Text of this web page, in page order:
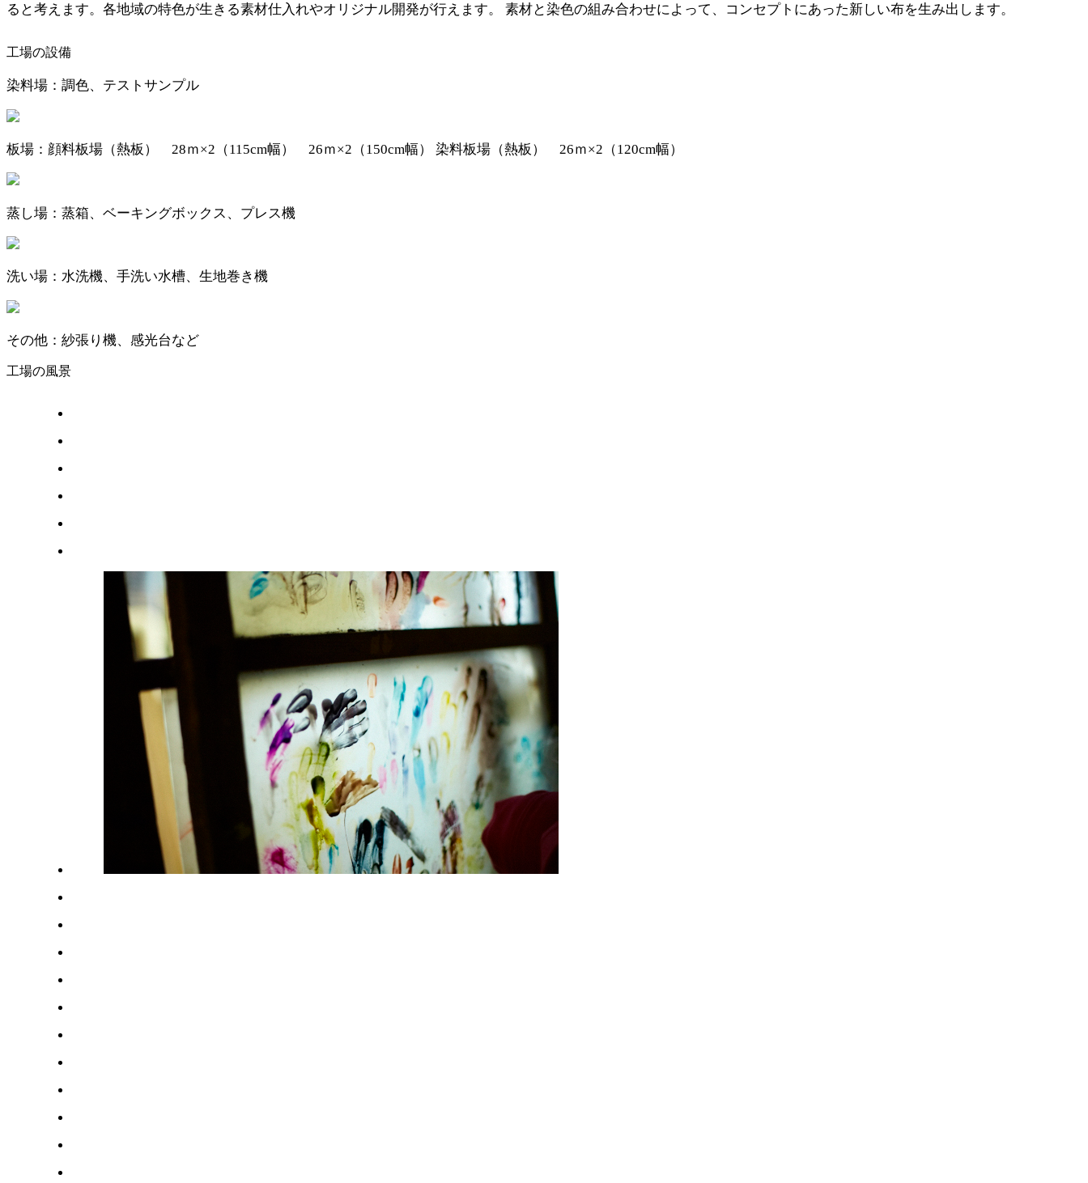
ると考えます。各地域の特色が生きる素材仕入れやオリジナル開発が行えます。 素材と染色の組み合わせによって、コンセプトにあった新しい布を生み出します。
工場の設備
染料場：調色、テストサンプル
板場：顔料板場（熱板） 28ｍ×2（115cm幅） 26ｍ×2（150cm幅） 染料板場（熱板） 26ｍ×2（120cm幅）
蒸し場：蒸箱、ベーキングボックス、プレス機
洗い場：水洗機、手洗い水槽、生地巻き機
その他：紗張り機、感光台など
工場の風景